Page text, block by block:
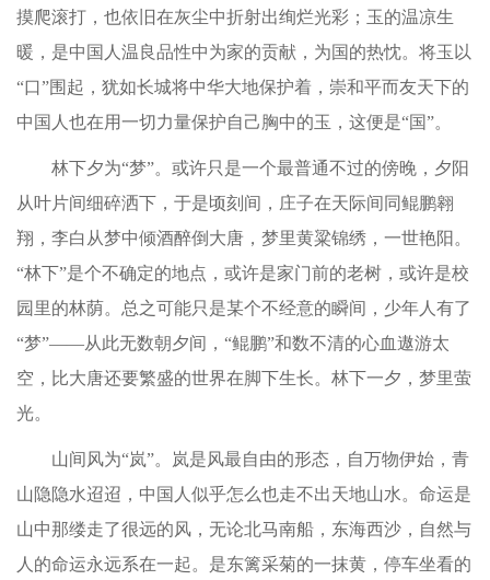
摸爬滚打，也依旧在灰尘中折射出绚烂光彩；玉的温凉生
暖，是中国人温良品性中为家的贡献，为国的热忱。将玉以
“口”围起，犹如长城将中华大地保护着，崇和平而友天下的
中国人也在用一切力量保护自己胸中的玉，这便是“国”。
林下夕为“梦”。或许只是一个最普通不过的傍晚，夕阳
从叶片间细碎洒下，于是顷刻间，庄子在天际间同鲲鹏翱
翔，李白从梦中倾酒醉倒大唐，梦里黄粱锦绣，一世艳阳。
“林下”是个不确定的地点，或许是家门前的老树，或许是校
园里的林荫。总之可能只是某个不经意的瞬间，少年人有了
“梦”——从此无数朝夕间，“鲲鹏”和数不清的心血遨游太
空，比大唐还要繁盛的世界在脚下生长。林下一夕，梦里萤
光。
山间风为“岚”。岚是风最自由的形态，自万物伊始，青
山隐隐水迢迢，中国人似乎怎么也走不出天地山水。命运是
山中那缕走了很远的风，无论北马南船，东海西沙，自然与
人的命运永远系在一起。是东篱采菊的一抹黄，停车坐看的